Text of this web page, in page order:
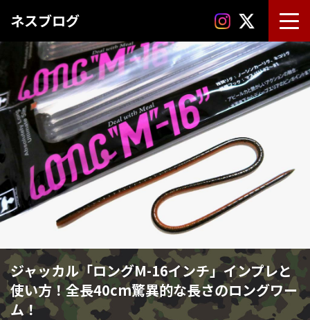
ネスブログ
ジャッカル「ロングM-16インチ」インプレと
使い方！全長40cm驚異的な長さのロングワー
ム！